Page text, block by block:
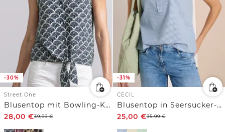
-30%
Street One
Blusentop mit Bowling-Kragen und Knoten
28,00 €39,99€
-31%
CECIL
Blusentop in Seersucker-Qualität
25,00 €35,99€